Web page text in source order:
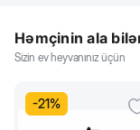
Həmçinin ala
Sizin ev heyvanınız üçün
-21%